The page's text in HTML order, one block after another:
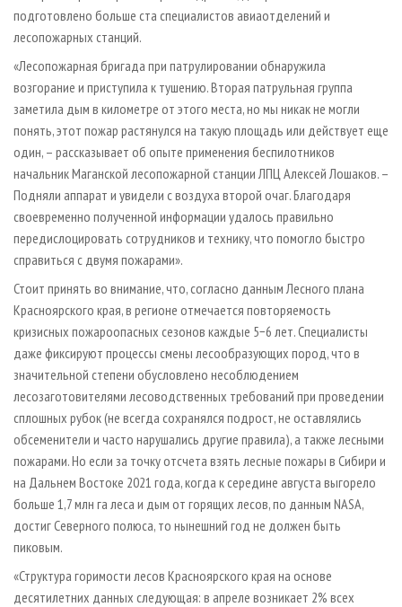
подготовлено больше ста специалистов авиаотделений и
лесопожарных станций.
«Лесопожарная бригада при патрулировании обнаружила
возгорание и приступила к тушению. Вторая патрульная группа
заметила дым в километре от этого места, но мы никак не могли
понять, этот пожар растянулся на такую площадь или действует еще
один, – рассказывает об опыте применения беспилотников
начальник Маганской лесопожарной станции ЛПЦ Алексей Лошаков. –
Подняли аппарат и увидели с воздуха второй очаг. Благодаря
своевременно полученной информации удалось правильно
передислоцировать сотрудников и технику, что помогло быстро
справиться с двумя пожарами».
Стоит принять во внимание, что, согласно данным Лесного плана
Красноярского края, в регионе отмечается повторяемость
кризисных пожароопасных сезонов каждые 5−6 лет. Специалисты
даже фиксируют процессы смены лесообразующих пород, что в
значительной степени обусловлено несоблюдением
лесозаготовителями лесоводственных требований при проведении
сплошных рубок (не всегда сохранялся подрост, не оставлялись
обсеменители и часто нарушались другие правила), а также лесными
пожарами. Но если за точку отсчета взять лесные пожары в Сибири и
на Дальнем Востоке 2021 года, когда к середине августа выгорело
больше 1,7 млн га леса и дым от горящих лесов, по данным NASA,
достиг Северного полюса, то нынешний год не должен быть
пиковым.
«Структура горимости лесов Красноярского края на основе
десятилетних данных следующая: в апреле возникает 2% всех